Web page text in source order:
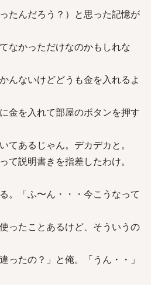
たんだろう？）と思った記憶が
なかっただけなのかもしれな
んないけどどうも金を入れるよ
金を入れて部屋のボタンを押す
てあるじゃん。デカデカと。
て説明書きを指差したわけ。
。「ふ〜ん・・・今こうなって
ったことあるけど、そういうの
ったの？」と俺。「うん・・」